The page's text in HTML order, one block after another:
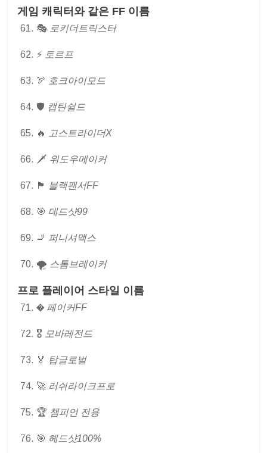
게임 캐릭터와 같은 FF 이름
🎭 로키더트릭스터
⚡ 토르프
🏹 호크아이모드
🛡 캡틴쉴드
🔥 고스트라이더X
🗡 위도우메이커
🏴 블랙팬서FF
🎯 데드샷99
🚬 퍼니셔맥스
🌪 스톰브레이커
프로 플레이어 스타일 이름
� 페이커FF
🎖 모바레전드
🏅 탑글로벌
🚀 러쉬라이크프로
🏆 챔피언 전용
🎯 헤드샷100%